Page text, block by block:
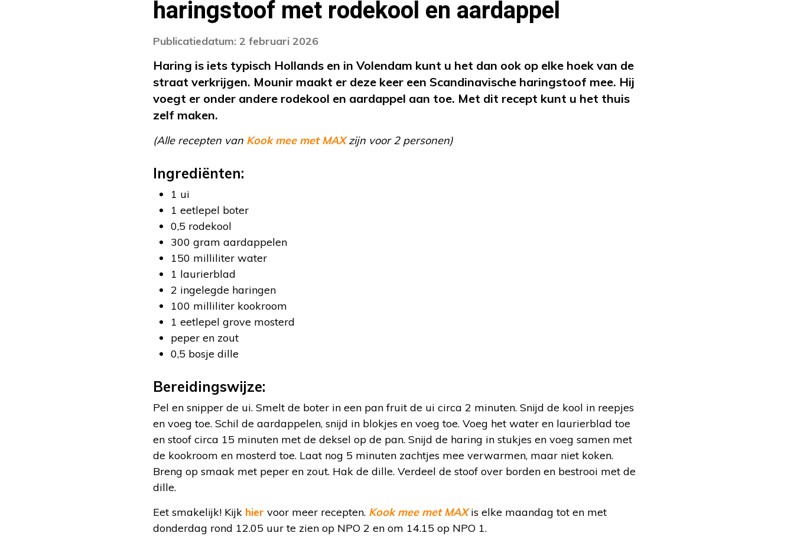
haringstoof met rodekool en aardappel
Publicatiedatum: 2 februari 2026
Haring is iets typisch Hollands en in Volendam kunt u het dan ook op elke hoek van de
straat verkrijgen. Mounir maakt er deze keer een Scandinavische haringstoof mee. Hij
voegt er onder andere rodekool en aardappel aan toe. Met dit recept kunt u het thuis
zelf maken.
(Alle recepten van Kook mee met MAXzijn voor 2 personen)
Ingrediënten:
1 ui
1 eetlepel boter
0,5 rodekool
300 gram aardappelen
150 milliliter water
1 laurierblad
2 ingelegde haringen
100 milliliter kookroom
1 eetlepel grove mosterd
peper en zout
0,5 bosje dille
Bereidingswijze:
Pel en snipper de ui. Smelt de boter in een pan fruit de ui circa 2 minuten. Snijd de kool in reepjes
en voeg toe. Schil de aardappelen, snijd in blokjes en voeg toe. Voeg het water en laurierblad toe
en stoof circa 15 minuten met de deksel op de pan. Snijd de haring in stukjes en voeg samen met
de kookroom en mosterd toe. Laat nog 5 minuten zachtjes mee verwarmen, maar niet koken.
Breng op smaak met peper en zout. Hak de dille. Verdeel de stoof over borden en bestrooi met de
dille.
Eet smakelijk! Kijk hier voor meer recepten. Kook mee met MAXis elke maandag tot en met
donderdag rond 12.05 uur te zien op NPO 2 en om 14.15 op NPO 1.